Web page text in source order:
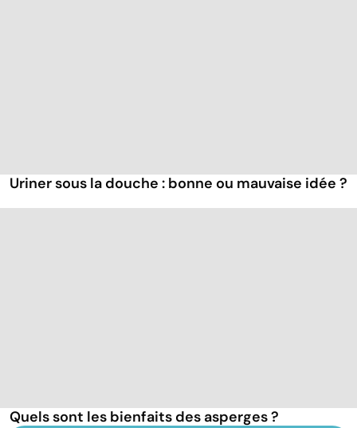
Uriner sous la douche : bonne ou mauvaise idée ?
Quels sont les bienfaits des asperges ?